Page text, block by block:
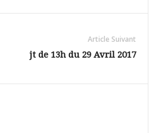
Article Suivant
jt de 13h du 29 Avril 2017